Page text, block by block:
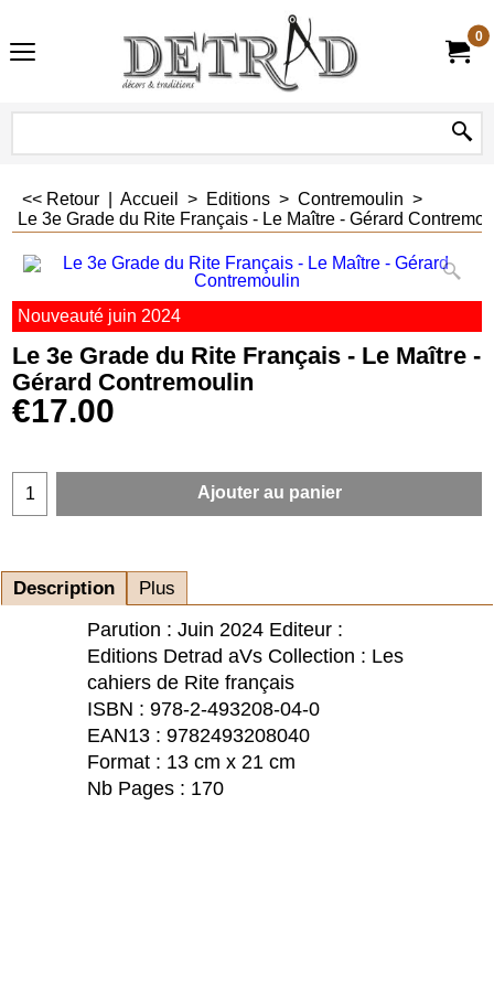
0
<< Retour Accueil > Editions > Contremoulin >
Le 3e Grade du Rite Français - Le Maître - Gérard
Nouveauté juin 2024
Le 3e Grade du Rite Français - Le Maître -
Gérard Contremoulin
€17.00
Ajouter au panier
Description Plus
Parution : Juin 2024 Editeur :
Editions Detrad aVs Collection : Les
cahiers de Rite français
ISBN : 978-2-493208-04-0
EAN13 : 9782493208040
Format : 13 cm x 21 cm
Nb Pages : 170